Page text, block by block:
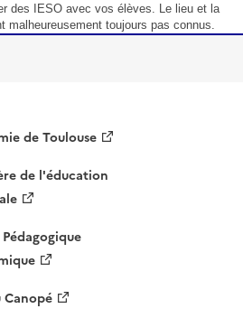
des IESO avec vos élèves. Le lieu et la
malheureusement toujours pas connus.
de Toulouse
de l'éducation
Canopé